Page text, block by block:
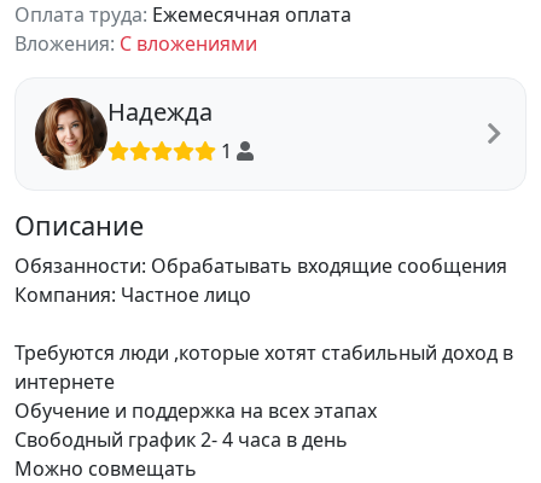
Оплата труда: Ежемесячная оплата
Вложения: С вложениями
Надежда
1
Описание
Обязанности: Обрабатывать входящие сообщения
Компания: Частное лицо
Требуются люди ,которые хотят стабильный доход в
интернете
Обучение и поддержка на всех этапах
Свободный график 2- 4 часа в день
Можно совмещать